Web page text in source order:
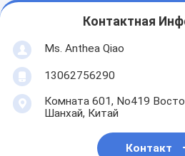
Контактная
Ms. Anthea Qiao
13062756290
Комната 601, No419
Шанхай, Китай
Контакт